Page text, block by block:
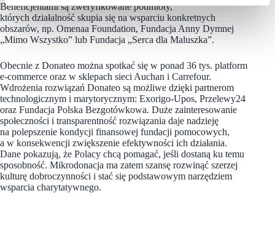
Beneficjentami są zweryfikowane podmioty,
których działalność skupia się na wsparciu konkretnych
obszarów, np. Omenaa Foundation, Fundacja Anny Dymnej
„Mimo Wszystko” lub Fundacja „Serca dla Maluszka”.
Obecnie z Donateo można spotkać się w ponad 36 tys. platform
e-commerce oraz w sklepach sieci Auchan i Carrefour.
Wdrożenia rozwiązań Donateo są możliwe dzięki partnerom
technologicznym i marytorycznym: Exorigo-Upos, Przelewy24
oraz Fundacja Polska Bezgotówkowa. Duże zainteresowanie
społeczności i transparentność rozwiązania daje nadzieję
na polepszenie kondycji finansowej fundacji pomocowych,
a w konsekwencji zwiększenie efektywności ich działania.
Dane pokazują, że Polacy chcą pomagać, jeśli dostaną ku temu
sposobność. Mikrodonacja ma zatem szansę rozwinąć szerzej
kulturę dobroczynności i stać się podstawowym narzędziem
wsparcia charytatywnego.